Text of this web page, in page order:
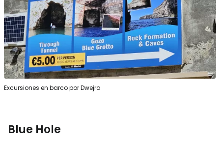
Excursiones en barco por Dwejra
Blue Hole